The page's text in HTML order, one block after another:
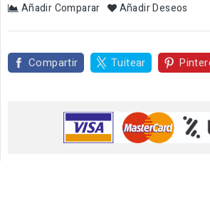
Añadir Comparar Añadir Deseos
Compartir Tuitear